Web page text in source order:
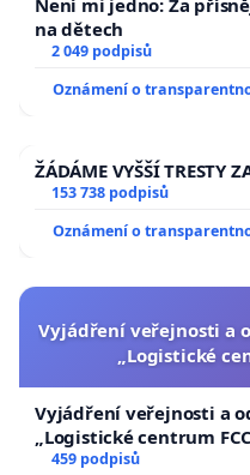
Není mi jedno: Za
na dětech
2 049 podpisů
Oznámení o
ŽÁDÁME VYŠŠÍ TRESTY
153 738 podpisů
Oznámení o
Vyjádření veřejnosti a
„Logistické
Vyjádření veřejnosti a
„Logistické centrum
459 podpisů